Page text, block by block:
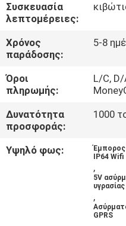
ΕΠΑΦΉ
ΝΈΑ
ΌΛΕΣ
ΟΙ
ΠΕΡΙΠΤΏΣΕΙΣ
Συσκευασία
λεπτομέρειες:
Χρόνος
παράδοσης:
5-8
Όροι
πληρωμής:
L/C,
Δυνατότητα
προσφοράς:
1000
Υψηλό φως:
Έμπορος
IP64 Wifi
,
5V
υγρασίας
,
GPRS